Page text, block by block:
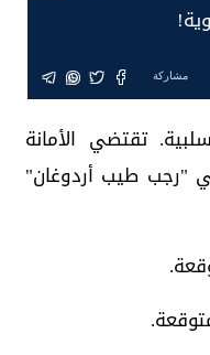
مشاركة
تقتضي الأمانة
"رجب طيب أردوغان"